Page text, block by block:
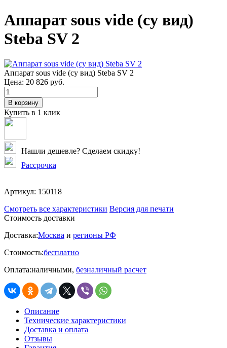
Аппарат sous vide (су вид)
Steba SV 2
Аппарат sous vide (су вид) Steba SV 2
Цена: 20 826 руб.
В корзину
Купить в 1 клик
Нашли дешевле? Сделаем скидку!
Рассрочка
Артикул: 150118
Смотреть все характеристики Версия для печати
Стоимость доставки
Доставка:Москва и регионы РФ
Стоимость:бесплатно
Оплата:наличными, безналичный расчет
Описание
Технические характеристики
Доставка и оплата
Отзывы